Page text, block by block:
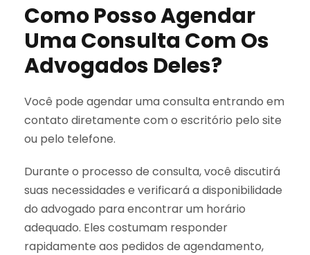
Como Posso Agendar
Uma Consulta Com Os
Advogados Deles?
Você pode agendar uma consulta entrando em
contato diretamente com o escritório pelo site
ou pelo telefone.
Durante o processo de consulta, você discutirá
suas necessidades e verificará a disponibilidade
do advogado para encontrar um horário
adequado. Eles costumam responder
rapidamente aos pedidos de agendamento,